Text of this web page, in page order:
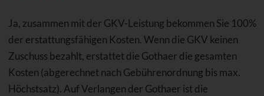
Ja, zusammen mit der GKV-Leistung bekommen Sie 100%
der erstattungsfähigen Kosten. Wenn die GKV keinen
Zuschuss bezahlt, erstattet die Gothaer die gesamten
Kosten (abgerechnet nach Gebührenordnung bis max.
Höchstsatz). Auf Verlangen der Gothaer ist die